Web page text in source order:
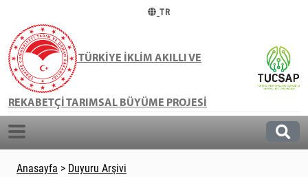
TR
TÜRKİYE İKLİM AKILLI VE
REKABETÇİ TARIMSAL BÜYÜME PROJESİ
Anasayfa > Duyuru Arşivi